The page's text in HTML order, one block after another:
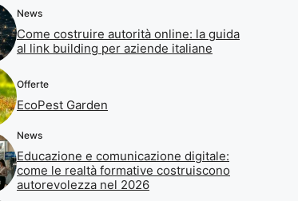
News
Come costruire autorità online: la guida
al link building per aziende italiane
Offerte
EcoPest Garden
News
Educazione e comunicazione digitale:
come le realtà formative costruiscono
autorevolezza nel 2026